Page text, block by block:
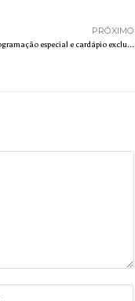
PRÓXIMO
Hotel Transamerica Prestige terá programação especial e cardápio exclusivo para a Copa